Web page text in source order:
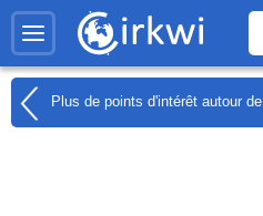
Plus de points d'intérêt autour de